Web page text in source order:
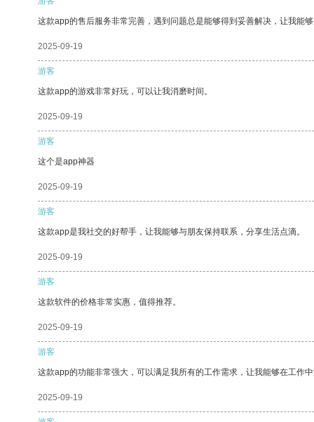
这款app的售后服务非常完善，遇到问题总是能够得到妥善解决，让我能
2025-09-19
游客
这款app的游戏非常好玩，可以让我消磨时间。
2025-09-19
游客
这个是app神器
2025-09-19
游客
这款app是我社交的好帮手，让我能够与朋友保持联系，分享生活点滴。
2025-09-19
游客
这款软件的价格非常实惠，值得推荐。
2025-09-19
游客
这款app的功能非常强大，可以满足我所有的工作需求，让我能够在工作
2025-09-19